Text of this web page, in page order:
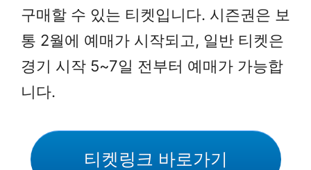
구매할 수 있는 티켓입니다. 시즌권은 보
통 2월에 예매가 시작되고, 일반 티켓은
경기 시작 5~7일 전부터 예매가 가능합
니다.
티켓링크 바로가기